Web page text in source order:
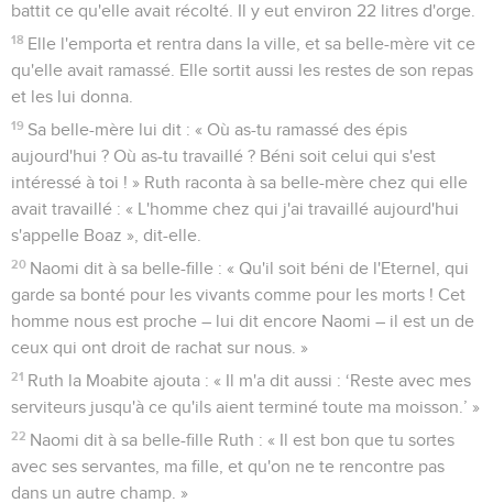
battit ce qu'elle avait récolté. Il y eut environ 22 litres d'orge.
18 Elle l'emporta et rentra dans la ville, et sa belle-mère vit ce
qu'elle avait ramassé. Elle sortit aussi les restes de son repas
et les lui donna.
19 Sa belle-mère lui dit : « Où as-tu ramassé des épis
aujourd'hui ? Où as-tu travaillé ? Béni soit celui qui s'est
intéressé à toi ! » Ruth raconta à sa belle-mère chez qui elle
avait travaillé : « L'homme chez qui j'ai travaillé aujourd'hui
s'appelle Boaz », dit-elle.
20 Naomi dit à sa belle-fille : « Qu'il soit béni de l'Eternel, qui
garde sa bonté pour les vivants comme pour les morts ! Cet
homme nous est proche – lui dit encore Naomi – il est un de
ceux qui ont droit de rachat sur nous. »
21 Ruth la Moabite ajouta : « Il m'a dit aussi : ‘Reste avec mes
serviteurs jusqu'à ce qu'ils aient terminé toute ma moisson.’ »
22 Naomi dit à sa belle-fille Ruth : « Il est bon que tu sortes
avec ses servantes, ma fille, et qu'on ne te rencontre pas
dans un autre champ. »